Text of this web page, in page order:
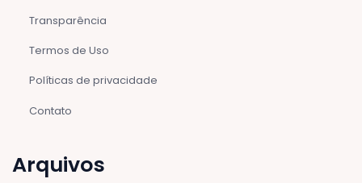
Transparência
Termos de Uso
Políticas de privacidade
Contato
Arquivos